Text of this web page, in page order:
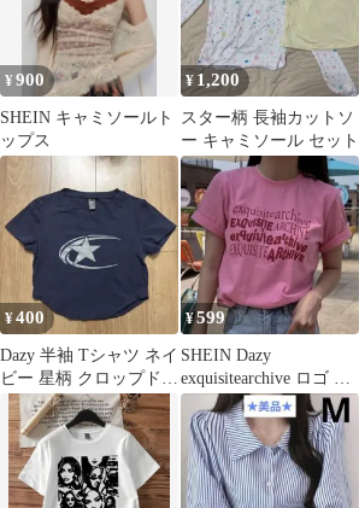
¥900
SHEIN キャミソールト
ップス
¥ 1,200
スター柄 長袖カットソ
ー キャミソール セット
¥400
Dazy 半袖 Tシャツ ネイ
ビー 星柄 クロップド丈
Lサイズ
¥599
SHEIN Dazy
exquisitearchive ロゴ T
シャツ ピンク